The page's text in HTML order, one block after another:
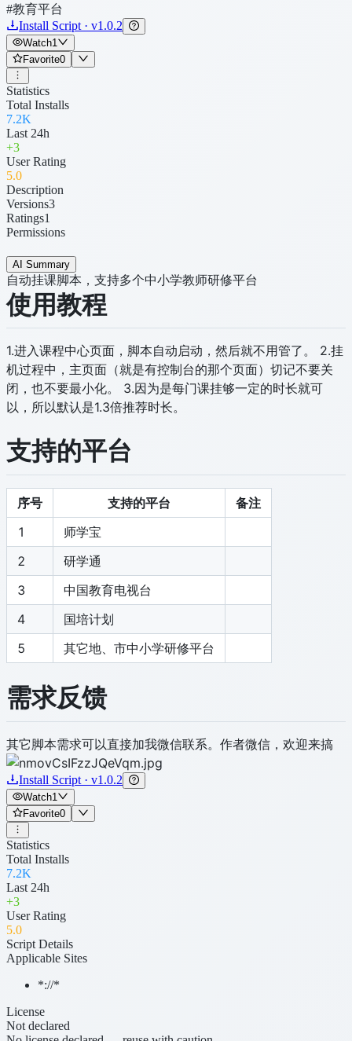
#教育平台
Install Script · v1.0.2
Watch1
Favorite0
Statistics
Total Installs
7.2K
Last 24h
+3
User Rating
5.0
Description
Versions3
Ratings1
Permissions
AI Summary
自动挂课脚本，支持多个中小学教师研修平台
使用教程
1.进入课程中心页面，脚本自动启动，然后就不用管了。 2.挂
机过程中，主页面（就是有控制台的那个页面）切记不要关
闭，也不要最小化。 3.因为是每门课挂够一定的时长就可
以，所以默认是1.3倍推荐时长。
支持的平台
序号 支持的平台
备注
1
师学宝
2
研学通
3
中国教育电视台
4
国培计划
5
其它地、市中小学研修平台
需求反馈
其它脚本需求可以直接加我微信联系。作者微信，欢迎来搞
Install Script · v1.0.2
Watch1
Favorite0
Statistics
Total Installs
7.2K
Last 24h
+3
User Rating
5.0
Script Details
Applicable Sites
*://*
License
Not declared